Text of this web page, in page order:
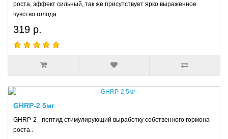
роста, эффект сильный, так же присутствует ярко выраженное
чувство голода...
319 р.
GHRP-2 5мг
GHRP-2 - пептид стимулирующий выработку собственного гормона
роста..